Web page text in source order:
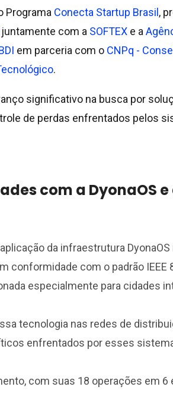
Programa Conecta Startup Brasil ,
juntamente com a SOFTEX e a
em parceria com o CNPq -
.
significativo na busca por
de perdas enfrentados pelos
com a DyonaOS
da infraestrutura
conformidade com o padrão IEEE
especialmente para cidades
tecnologia nas redes de
enfrentados por esses
com suas 18 operações em